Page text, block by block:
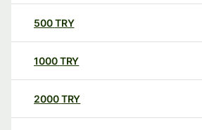
500TRY
1000TRY
2000TRY